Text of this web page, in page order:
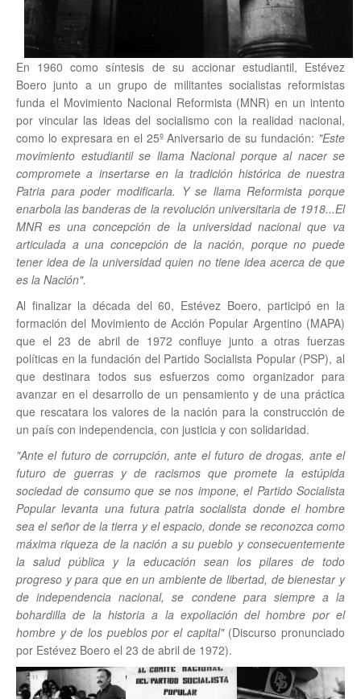
En 1960 como síntesis de su accionar estudiantil, Estévez
Boero junto a un grupo de militantes socialistas reformistas
funda el Movimiento Nacional Reformista (MNR) en un intento
por vincular las ideas del socialismo con la realidad nacional,
como lo expresara en el 25º Aniversario de su fundación: "Este
movimiento estudiantil se llama Nacional porque al nacer se
compromete a insertarse en la tradición histórica de nuestra
Patria para poder modificarla. Y se llama Reformista porque
enarbola las banderas de la revolución universitaria de 1918...El
MNR es una concepción de la universidad nacional que va
articulada a una concepción de la nación, porque no puede
tener idea de la universidad quien no tiene idea acerca de que
es la Nación".
Al finalizar la década del 60, Estévez Boero, participó en la
formación del Movimiento de Acción Popular Argentino (MAPA)
que el 23 de abril de 1972 confluye junto a otras fuerzas
políticas en la fundación del Partido Socialista Popular (PSP), al
que destinara todos sus esfuerzos como organizador para
avanzar en el desarrollo de un pensamiento y de una práctica
que rescatara los valores de la nación para la construcción de
un país con independencia, con justicia y con solidaridad.
"Ante el futuro de corrupción, ante el futuro de drogas, ante el
futuro de guerras y de racismos que promete la estúpida
sociedad de consumo que se nos impone, el Partido Socialista
Popular levanta una futura patria socialista donde el hombre
sea el señor de la tierra y el espacio, donde se reconozca como
máxima riqueza de la nación a su pueblo y consecuentemente
la salud pública y la educación sean los pilares de todo
progreso y para que en un ambiente de libertad, de bienestar y
de independencia nacional, se condene para siempre a la
bohardilla de la historia a la expoliación del hombre por el
hombre y de los pueblos por el capital"(Discurso pronunciado
por Estévez Boero el 23 de abril de 1972).